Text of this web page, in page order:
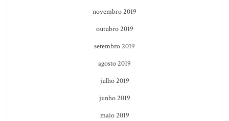
novembro 2019
outubro 2019
setembro 2019
agosto 2019
julho 2019
junho 2019
maio 2019